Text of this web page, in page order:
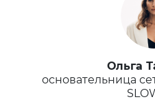
Ольга
основательница